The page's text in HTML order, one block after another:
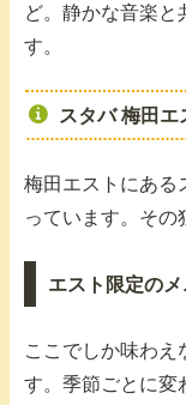
ど。静かな音楽と
す。
スタバ 梅田
梅田エストにある
っています。その
エスト限定の
ここでしか味わえ
す。季節ごとに変